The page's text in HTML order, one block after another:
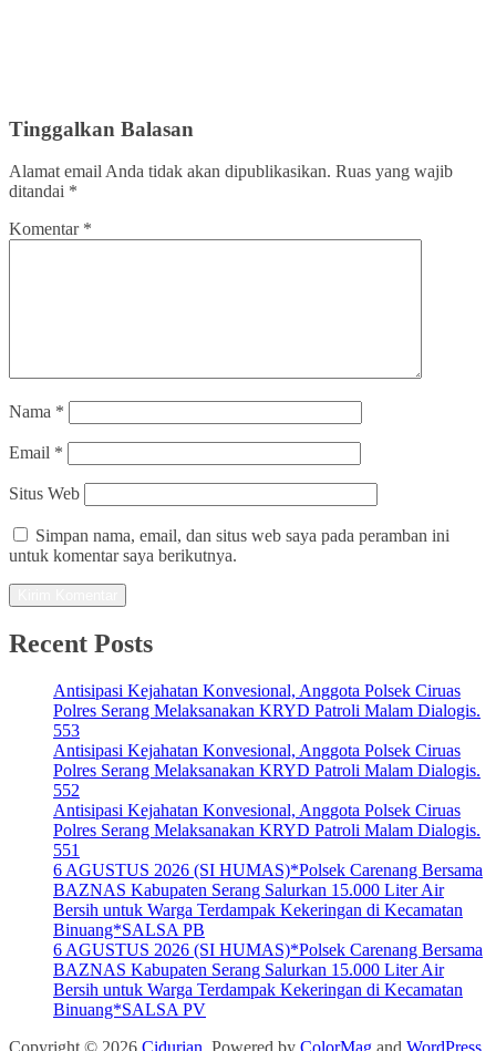
Tinggalkan Balasan
Alamat email Anda tidak akan dipublikasikan. Ruas yang wajib
ditandai *
Komentar *
Nama *
Email *
Situs Web
Simpan nama, email, dan situs web saya pada peramban ini
untuk komentar saya berikutnya.
Recent Posts
Antisipasi Kejahatan Konvesional, Anggota Polsek Ciruas
Polres Serang Melaksanakan KRYD Patroli Malam Dialogis.
553
Antisipasi Kejahatan Konvesional, Anggota Polsek Ciruas
Polres Serang Melaksanakan KRYD Patroli Malam Dialogis.
552
Antisipasi Kejahatan Konvesional, Anggota Polsek Ciruas
Polres Serang Melaksanakan KRYD Patroli Malam Dialogis.
551
6 AGUSTUS 2026 (SI HUMAS)*Polsek Carenang Bersama
BAZNAS Kabupaten Serang Salurkan 15.000 Liter Air
Bersih untuk Warga Terdampak Kekeringan di Kecamatan
Binuang*SALSA PB
6 AGUSTUS 2026 (SI HUMAS)*Polsek Carenang Bersama
BAZNAS Kabupaten Serang Salurkan 15.000 Liter Air
Bersih untuk Warga Terdampak Kekeringan di Kecamatan
Binuang*SALSA PV